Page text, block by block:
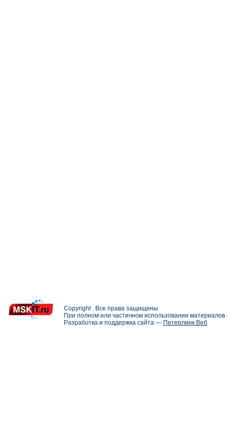
Copyright . Все права защищены
При полном или частичном использовании
Разработка и поддержка сайта — Петерлинк Веб